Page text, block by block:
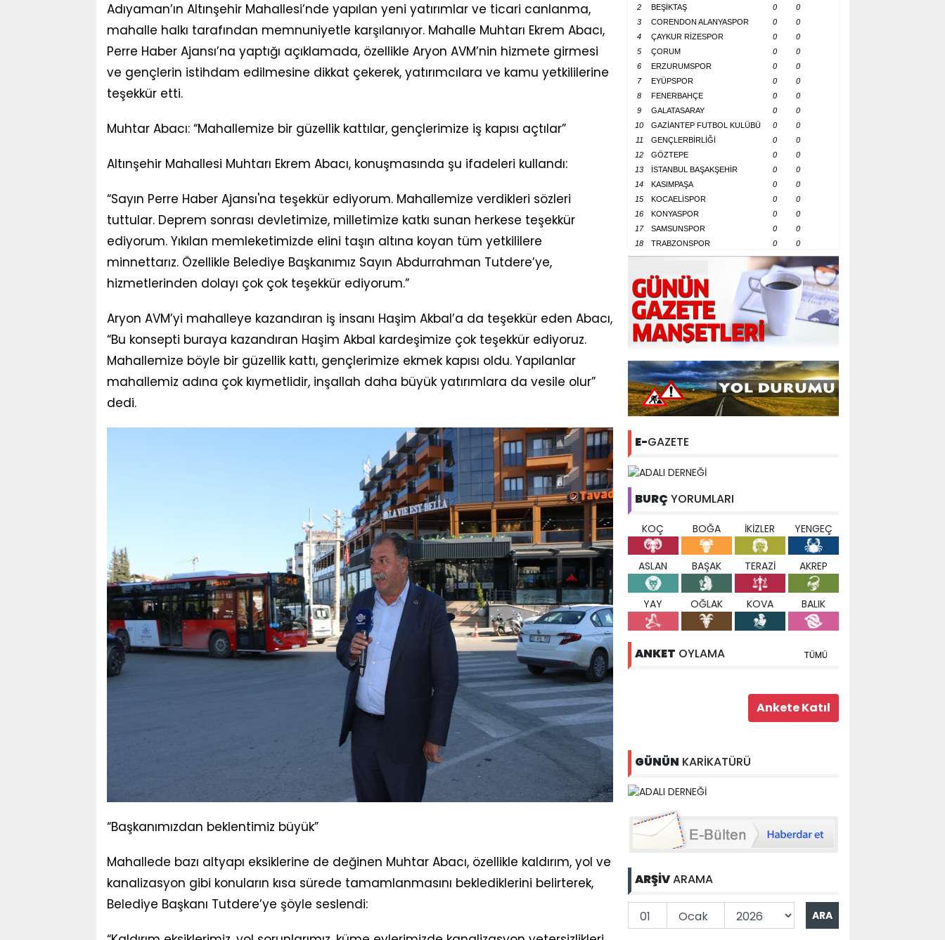
Adıyaman’ın Altınşehir Mahallesi’nde yapılan yeni yatırımlar ve ticari canlanma,
mahalle halkı tarafından memnuniyetle karşılanıyor. Mahalle Muhtarı Ekrem Abacı,
Perre Haber Ajansı’na yaptığı açıklamada, özellikle Aryon AVM’nin hizmete girmesi
ve gençlerin istihdam edilmesine dikkat çekerek, yatırımcılara ve kamu yetkililerine
teşekkür etti.
Muhtar Abacı: “Mahallemize bir güzellik kattılar, gençlerimize iş kapısı açtılar”
Altınşehir Mahallesi Muhtarı Ekrem Abacı, konuşmasında şu ifadeleri kullandı:
“Sayın Perre Haber Ajansı'na teşekkür ediyorum. Mahallemize verdikleri sözleri
tuttular. Deprem sonrası devletimize, milletimize katkı sunan herkese teşekkür
ediyorum. Yıkılan memleketimizde elini taşın altına koyan tüm yetkililere
minnettarız. Özellikle Belediye Başkanımız Sayın Abdurrahman Tutdere’ye,
hizmetlerinden dolayı çok çok teşekkür ediyorum.”
Aryon AVM’yi mahalleye kazandıran iş insanı Haşim Akbal’a da teşekkür eden Abacı,
“Bu konsepti buraya kazandıran Haşim Akbal kardeşimize çok teşekkür ediyoruz.
Mahallemize böyle bir güzellik kattı, gençlerimize ekmek kapısı oldu. Yapılanlar
mahallemiz adına çok kıymetlidir, inşallah daha büyük yatırımlara da vesile olur”
dedi.
“Başkanımızdan beklentimiz büyük”
Mahallede bazı altyapı eksiklerine de değinen Muhtar Abacı, özellikle kaldırım, yol ve
kanalizasyon gibi konuların kısa sürede tamamlanmasını beklediklerini belirterek,
Belediye Başkanı Tutdere’ye şöyle seslendi:
2
BEŞİKTAŞ 0
0
3
CORENDON ALANYASPOR 0
0
4
ÇAYKUR RİZESPOR 0
0
5
ÇORUM 0
0
6
ERZURUMSPOR 0
0
7
EYÜPSPOR 0
0
8
FENERBAHÇE 0
0
9
GALATASARAY 0
0
10
GAZİANTEP FUTBOL KULÜBÜ 0
0
11
GENÇLERBİRLİĞİ 0
0
12
GÖZTEPE 0
0
13
İSTANBUL BAŞAKŞEHİR 0
0
14
KASIMPAŞA 0
0
15
KOCAELİSPOR 0
0
16
KONYASPOR 0
0
17
SAMSUNSPOR 0
0
18
TRABZONSPOR 0 0
E-GAZETE
BURÇ YORUMLARI
KOÇ BOĞA İKİZLER YENGEÇ
ASLAN BAŞAK TERAZİ AKREP
YAY OĞLAK KOVA BALIK
ANKET OYLAMA TÜMÜ
GÜNÜN KARİKATÜRÜ
ARŞİVARAMA